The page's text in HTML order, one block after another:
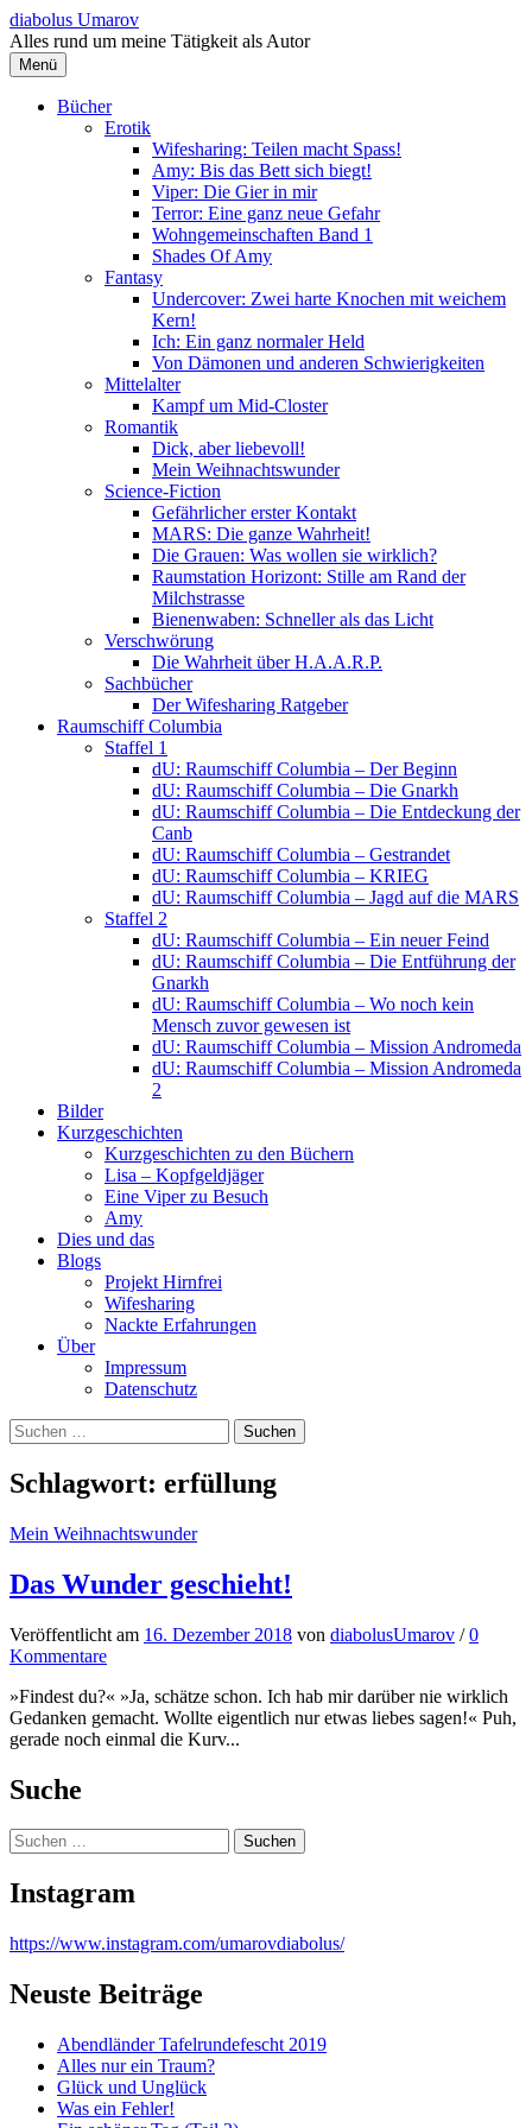
Springe
zum
Inhalt
diabolus Umarov
Alles rund um meine Tätigkeit als Autor
Menü
Bücher
Erotik
Wifesharing: Teilen macht Spass!
Amy: Bis das Bett sich biegt!
Viper: Die Gier in mir
Terror: Eine ganz neue Gefahr
Wohngemeinschaften Band 1
Shades Of Amy
Fantasy
Undercover: Zwei harte Knochen mit weichem
Kern!
Ich: Ein ganz normaler Held
Von Dämonen und anderen Schwierigkeiten
Mittelalter
Kampf um Mid-Closter
Romantik
Dick, aber liebevoll!
Mein Weihnachtswunder
Science-Fiction
Gefährlicher erster Kontakt
MARS: Die ganze Wahrheit!
Die Grauen: Was wollen sie wirklich?
Raumstation Horizont: Stille am Rand der
Milchstrasse
Bienenwaben: Schneller als das Licht
Verschwörung
Die Wahrheit über H.A.A.R.P.
Sachbücher
Der Wifesharing Ratgeber
Raumschiff Columbia
Staffel 1
dU: Raumschiff Columbia – Der Beginn
dU: Raumschiff Columbia – Die Gnarkh
dU: Raumschiff Columbia – Die Entdeckung der
Canb
dU: Raumschiff Columbia – Gestrandet
dU: Raumschiff Columbia – KRIEG
dU: Raumschiff Columbia – Jagd auf die MARS
Staffel 2
dU: Raumschiff Columbia – Ein neuer Feind
dU: Raumschiff Columbia – Die Entführung der
Gnarkh
dU: Raumschiff Columbia – Wo noch kein
Mensch zuvor gewesen ist
dU: Raumschiff Columbia – Mission Andromeda
dU: Raumschiff Columbia – Mission Andromeda
2
Bilder
Kurzgeschichten
Kurzgeschichten zu den Büchern
Lisa – Kopfgeldjäger
Eine Viper zu Besuch
Amy
Dies und das
Blogs
Projekt Hirnfrei
Wifesharing
Nackte Erfahrungen
Über
Impressum
Datenschutz
Suchen
nach:
Schlagwort: erfüllung
Mein Weihnachtswunder
Das Wunder geschieht!
Veröffentlicht am 16. Dezember 2018 von diabolusUmarov /0
Kommentare
»Findest du?« »Ja, schätze schon. Ich hab mir darüber nie wirklich
Gedanken gemacht. Wollte eigentlich nur etwas liebes sagen!« Puh,
gerade noch einmal die Kurv...
Suche
Suchen
nach:
Instagram
https://www.instagram.com/umarovdiabolus/
Neuste Beiträge
Abendländer Tafelrundefescht 2019
Alles nur ein Traum?
Glück und Unglück
Was ein Fehler!